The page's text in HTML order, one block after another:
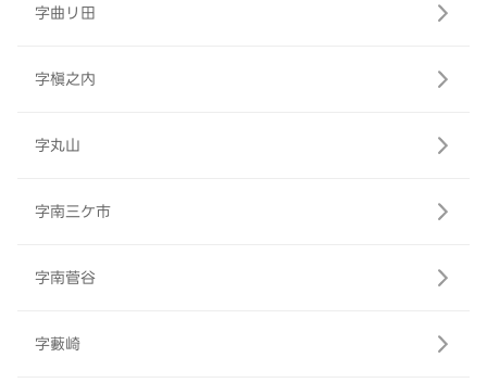
字曲リ田
字槇之内
字丸山
字南三ケ市
字南菅谷
字藪崎